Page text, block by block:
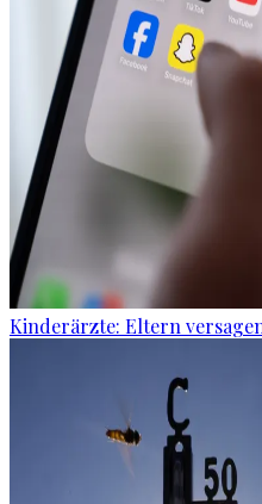
Kinderärzte: Eltern